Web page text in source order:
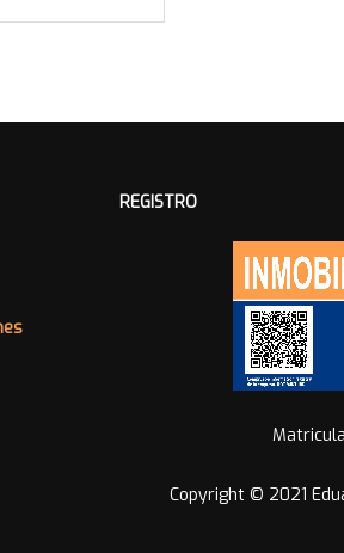
REGISTRO
Matricula
Copyright © 2021